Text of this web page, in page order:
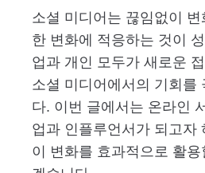
소셜 미디어는 끊임없이
한 변화에 적응하는 것이
업과 개인 모두가 새로운
소셜 미디어에서의 기회를
다. 이번 글에서는 온라인
업과 인플루언서가 되고자
이 변화를 효과적으로 활